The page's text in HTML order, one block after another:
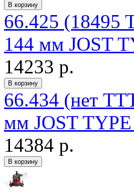
66.425 (18495
144 мм JOST
14233 р.
66.434 (нет
мм JOST
14384 р.